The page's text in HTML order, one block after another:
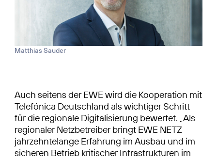
Matthias Sauder
Auch seitens der EWE wird die Kooperation mit
Telefónica Deutschland als wichtiger Schritt
für die regionale Digitalisierung bewertet. „Als
regionaler Netzbetreiber bringt EWE NETZ
jahrzehntelange Erfahrung im Ausbau und im
sicheren Betrieb kritischer Infrastrukturen im